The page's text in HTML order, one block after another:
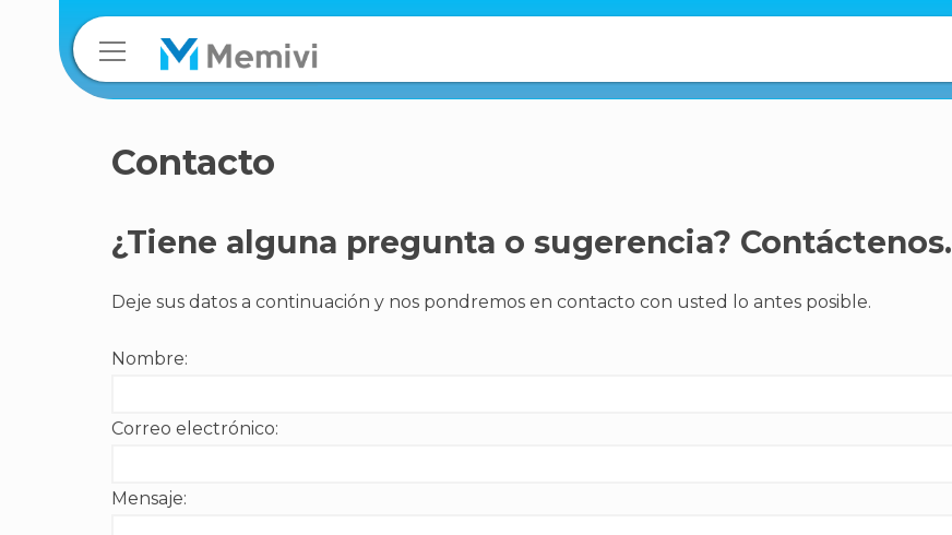
Contacto
¿Tiene alguna pregunta o sugerencia? Contáctenos.
Deje sus datos a continuación y nos pondremos en contacto con usted lo antes posible.
Nombre:
Correo electrónico:
Mensaje: